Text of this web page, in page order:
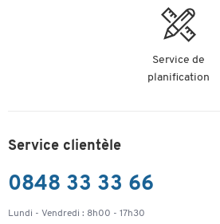
Service de
planification
Service clientèle
0848 33 33 66
Lundi - Vendredi : 8h00 - 17h30